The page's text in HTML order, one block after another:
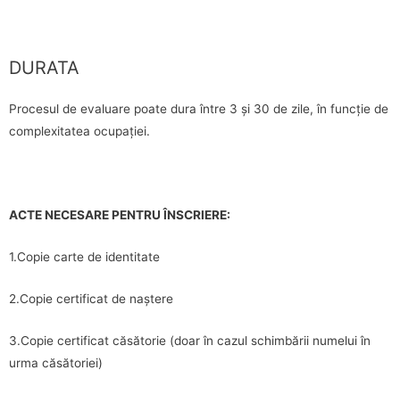
DURATA
Procesul de evaluare poate dura între 3 și 30 de zile, în funcție de
complexitatea ocupației.
ACTE NECESARE PENTRU ÎNSCRIERE:
1.Copie carte de identitate
2.Copie certificat de naștere
3.Copie certificat căsătorie (doar în cazul schimbării numelui în
urma căsătoriei)